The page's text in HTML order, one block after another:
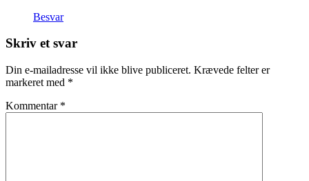
Besvar
Skriv et svar
Din e-mailadresse vil ikke blive publiceret. Krævede felter er
markeret med *
Kommentar *